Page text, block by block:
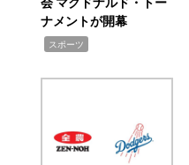
ナメントが開幕
スポーツ